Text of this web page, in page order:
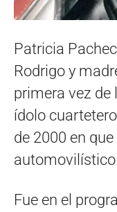
Patricia
Rodrigo y
primera vez de
ídolo
de 2000 en
Fue en el